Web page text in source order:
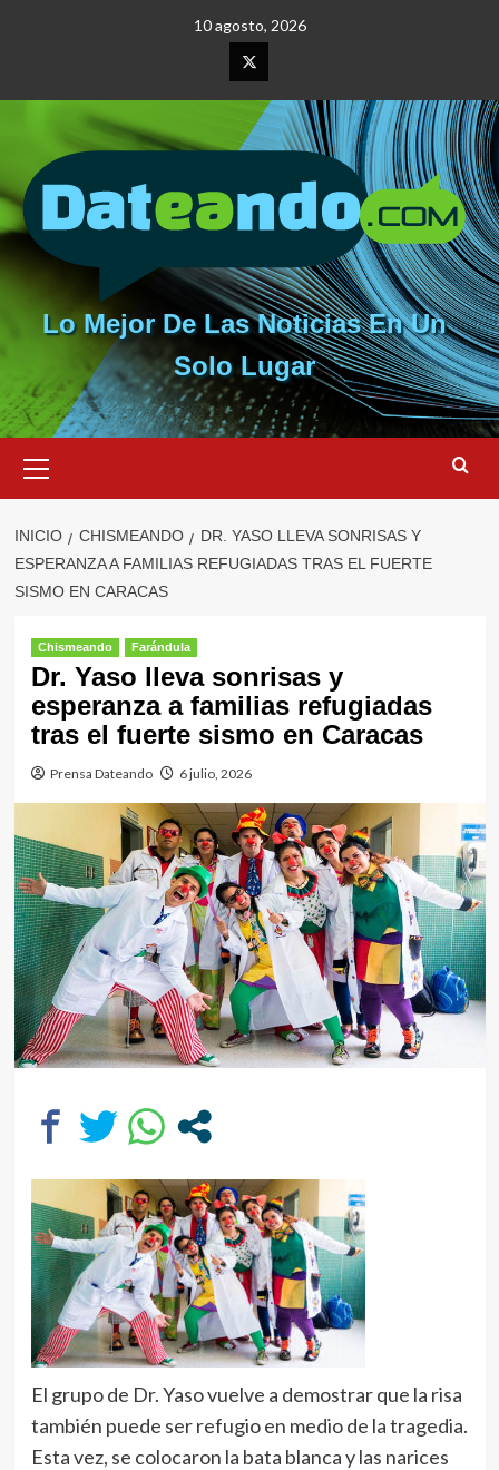
10 agosto, 2026
Elemento
del
menú
Lo Mejor De Las Noticias En Un
Solo Lugar
primario
INICIO CHISMEANDO
DR. YASO LLEVA SONRISAS Y
ESPERANZA A FAMILIAS REFUGIADAS TRAS EL FUERTE
SISMO EN CARACAS
Chismeando Farándula
Dr. Yaso lleva sonrisas y
esperanza a familias refugiadas
tras el fuerte sismo en Caracas
Prensa Dateando 6 julio, 2026
El grupo de Dr. Yaso vuelve a demostrar que la risa
también puede ser refugio en medio de la tragedia.
Esta vez, se colocaron la bata blanca y las narices